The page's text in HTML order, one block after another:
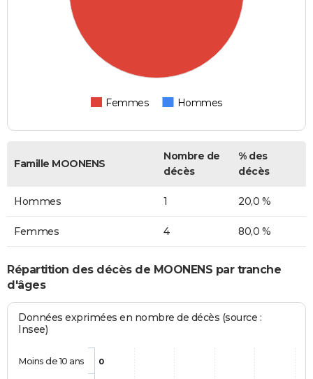
Femmes Hommes
Famille MOONENS
Nombre de
décès
% des
décès
Hommes 1 20,0 %
Femmes 4 80,0 %
Répartition des décès de MOONENS par tranche
d'âges
Données exprimées en nombre de décès (source :
Insee)
0
Moins de 10 ans